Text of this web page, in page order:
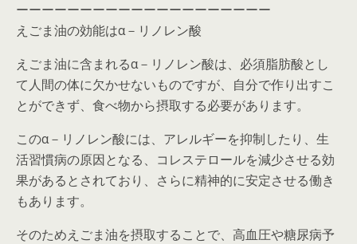
ーーーーーーーーーーーーーーーーーーーー
えごま油の効能はα－リノレン酸
えごま油に含まれるα－リノレン酸は、必須脂肪酸とし
て人間の体に欠かせないものですが、自分で作り出すこ
とができず、食べ物から摂取する必要があります。
このα－リノレン酸には、アレルギーを抑制したり、生
活習慣病の原因となる、コレステロールを減少させる効
果があるとされており、さらに精神的に安定させる働き
もあります。
そのためえごま油を摂取することで、高血圧や糖尿病予